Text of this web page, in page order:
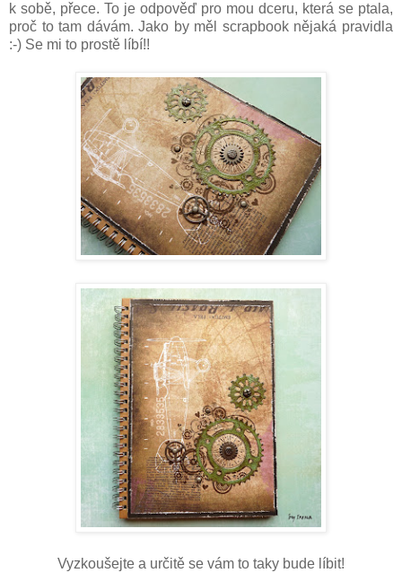
k sobě, přece. To je odpověď pro mou dceru, která se ptala,
proč to tam dávám. Jako by měl scrapbook nějaká pravidla
:-) Se mi to prostě líbí!!
Vyzkoušejte a určitě se vám to taky bude líbit!